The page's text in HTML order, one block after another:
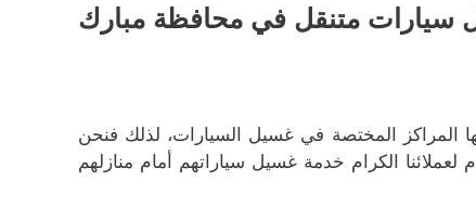
سيارات متنقل في محافظة مبارك
المراكز المختصة في غسيل السيارات، لذلك فنحن
لعملائنا الكرام خدمة غسيل سياراتهم أمام منازلهم